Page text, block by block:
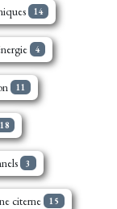
14
4
11
18
3
citerne 15